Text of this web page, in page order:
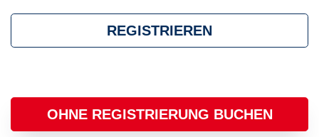
REGISTRIEREN
OHNE REGISTRIERUNG BUCHEN